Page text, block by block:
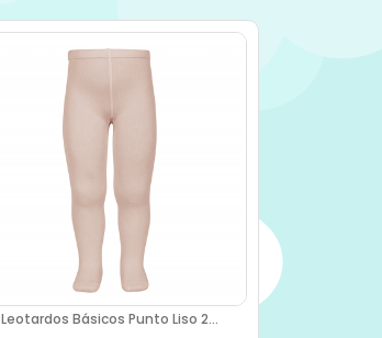
Leotardos Básicos Punto Liso 2...